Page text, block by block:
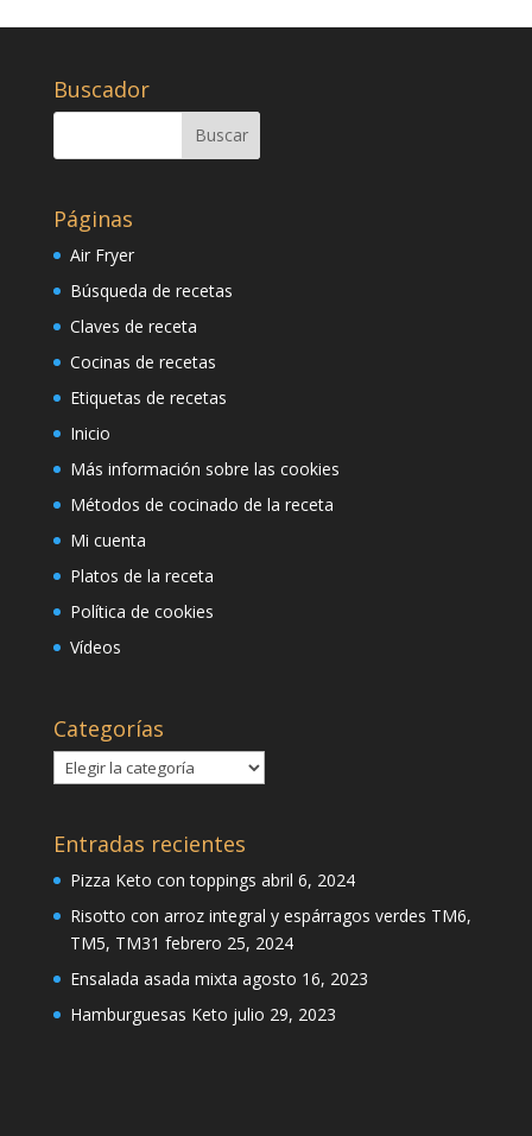
Buscador
Páginas
Air Fryer
Búsqueda de recetas
Claves de receta
Cocinas de recetas
Etiquetas de recetas
Inicio
Más información sobre las cookies
Métodos de cocinado de la receta
Mi cuenta
Platos de la receta
Política de cookies
Vídeos
Categorías
Categorías
Entradas recientes
Pizza Keto con toppings abril 6, 2024
Risotto con arroz integral y espárragos verdes TM6,
TM5, TM31 febrero 25, 2024
Ensalada asada mixta agosto 16, 2023
Hamburguesas Keto julio 29, 2023